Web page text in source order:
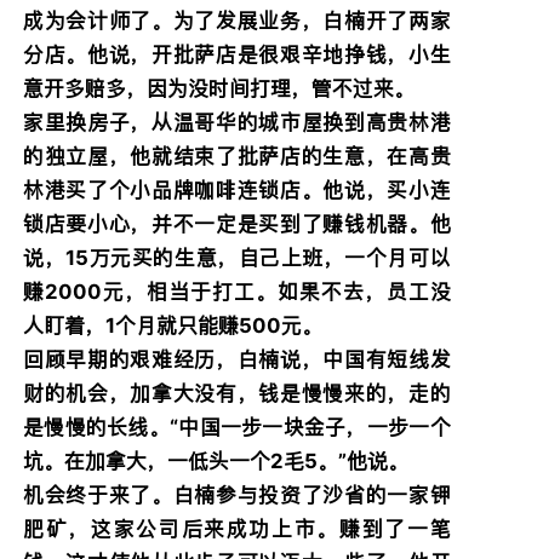
成为会计师了。为了发展业务，白楠开了两家
分店。他说，开批萨店是很艰辛地挣钱，小生
意开多赔多，因为没时间打理，管不过来。
家里换房子，从温哥华的城市屋换到高贵林港
的独立屋，他就结束了批萨店的生意，在高贵
林港买了个小品牌咖啡连锁店。他说，买小连
锁店要小心，并不一定是买到了赚钱机器。他
说，15万元买的生意，自己上班，一个月可以
赚2000元，相当于打工。如果不去，员工没
人盯着，1个月就只能赚500元。
回顾早期的艰难经历，白楠说，中国有短线发
财的机会，加拿大没有，钱是慢慢来的，走的
是慢慢的长线。“中国一步一块金子，一步一个
坑。在加拿大，一低头一个2毛5。”他说。
机会终于来了。白楠参与投资了沙省的一家钾
肥矿，这家公司后来成功上市。赚到了一笔